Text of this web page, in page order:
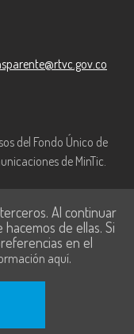
del Fondo Único de
de MinTic.
Al continuar
de ellas. Si
en el
aquí.